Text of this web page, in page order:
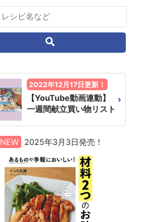
2022年12月17日更新！
【YouTube動画連動】
一週間献立買い物リスト
NEW 2025年3月3日発売！